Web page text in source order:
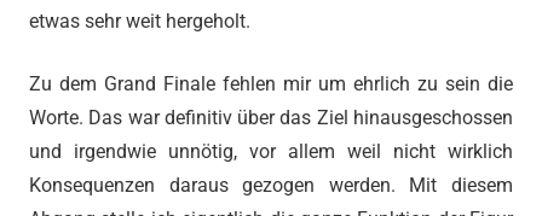
etwas sehr weit hergeholt.
Zu dem Grand Finale fehlen mir um ehrlich zu sein die
Worte. Das war definitiv über das Ziel hinausgeschossen
und irgendwie unnötig, vor allem weil nicht wirklich
Konsequenzen daraus gezogen werden. Mit diesem